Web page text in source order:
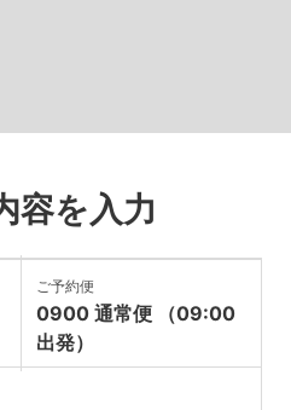
容を入力
ご予約便
0900 通常便 （09:00
出発）